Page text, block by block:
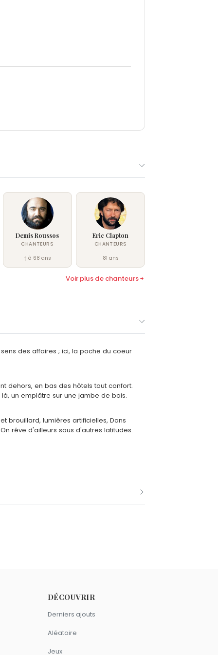
Demis Roussos
CHANTEURS
† à 68 ans
Eric Clapton
CHANTEURS
81 ans
Voir plus de chanteurs
des affaires ; ici, la poche du coeur
dehors, en bas des hôtels tout confort.
un emplâtre sur une jambe de bois.
brouillard, lumières artificielles, Dans
rêve d'ailleurs sous d'autres latitudes.
DÉCOUVRIR
Derniers ajouts
Aléatoire
Jeux